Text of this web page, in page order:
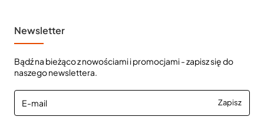
Newsletter
Bądź na bieżąco z nowościami i promocjami - zapisz się do
naszego newslettera.
E-
mail
Zapisz